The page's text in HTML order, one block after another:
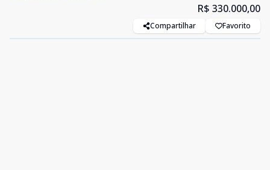
R$ 330.000,00
Compartilhar Favorito